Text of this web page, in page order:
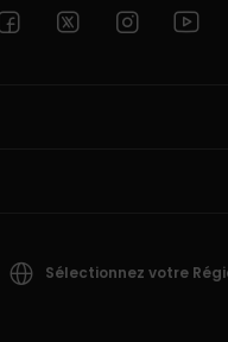
Sélectionnez votre